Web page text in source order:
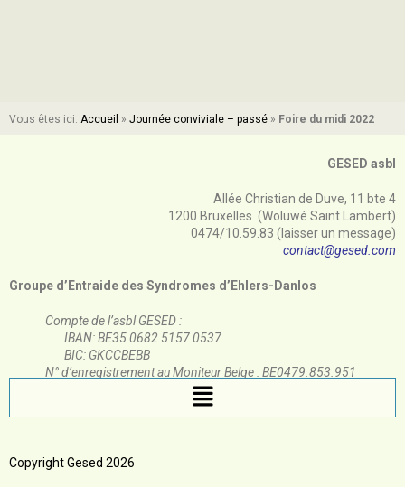
Vous êtes ici: Accueil » Journée conviviale – passé » Foire du midi 2022
GESED asbl
Allée Christian de Duve, 11 bte 4
1200 Bruxelles (Woluwé Saint Lambert)
0474/10.59.83 (laisser un message)
contact@gesed.com
Groupe d’Entraide des Syndromes d’Ehlers-Danlos
Compte de l’asbl GESED :
IBAN: BE35 0682 5157 0537
BIC: GKCCBEBB
N° d’enregistrement au Moniteur Belge : BE0479.853.951
Copyright Gesed 2026